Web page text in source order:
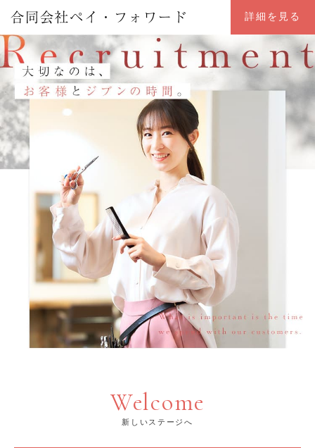
詳細を見る
Welcome
新しいステージへ